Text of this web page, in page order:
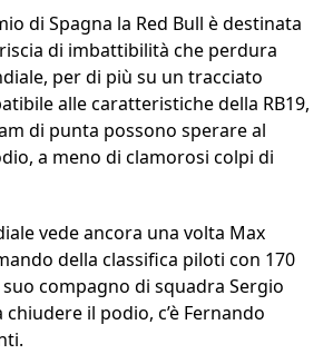
di Spagna la Red Bull è destinata
di imbattibilità che perdura
per di più su un tracciato
alle caratteristiche della RB19,
di punta possono sperare al
a meno di clamorosi colpi di
vede ancora una volta Max
della classifica piloti con 170
compagno di squadra Sergio
chiudere il podio, c’è Fernando